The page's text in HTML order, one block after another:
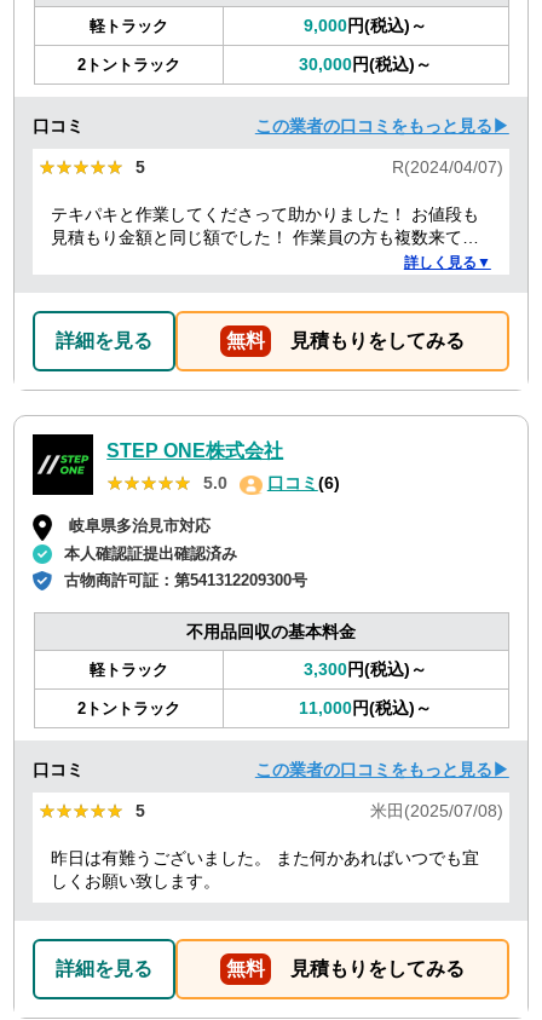
軽トラック 9,000円(税込)～
2トントラック 30,000円(税込)～
口コミ この業者の口コミをもっと見る▶
★★★★★
★★★★★ 5 R(2024/04/07)
テキパキと作業してくださって助かりました！ お値段も
見積もり金額と同じ額でした！ 作業員の方も複数来てく
ださり、 女性の方もいて安心しました！ こちらに頼んで
詳しく見る▼
詳細を見る 無料 見積もりをしてみる
STEP ONE株式会社
★★★★★
★★★★★ 5.0 口コミ(6)
岐阜県多治見市対応
本人確認証提出確認済み
古物商許可証：第541312209300号
不用品回収の基本料金
軽トラック 3,300円(税込)～
2トントラック 11,000円(税込)～
口コミ この業者の口コミをもっと見る▶
★★★★★
★★★★★ 5 米田(2025/07/08)
昨日は有難うございました。 また何かあればいつでも宜
しくお願い致します。
詳細を見る 無料 見積もりをしてみる